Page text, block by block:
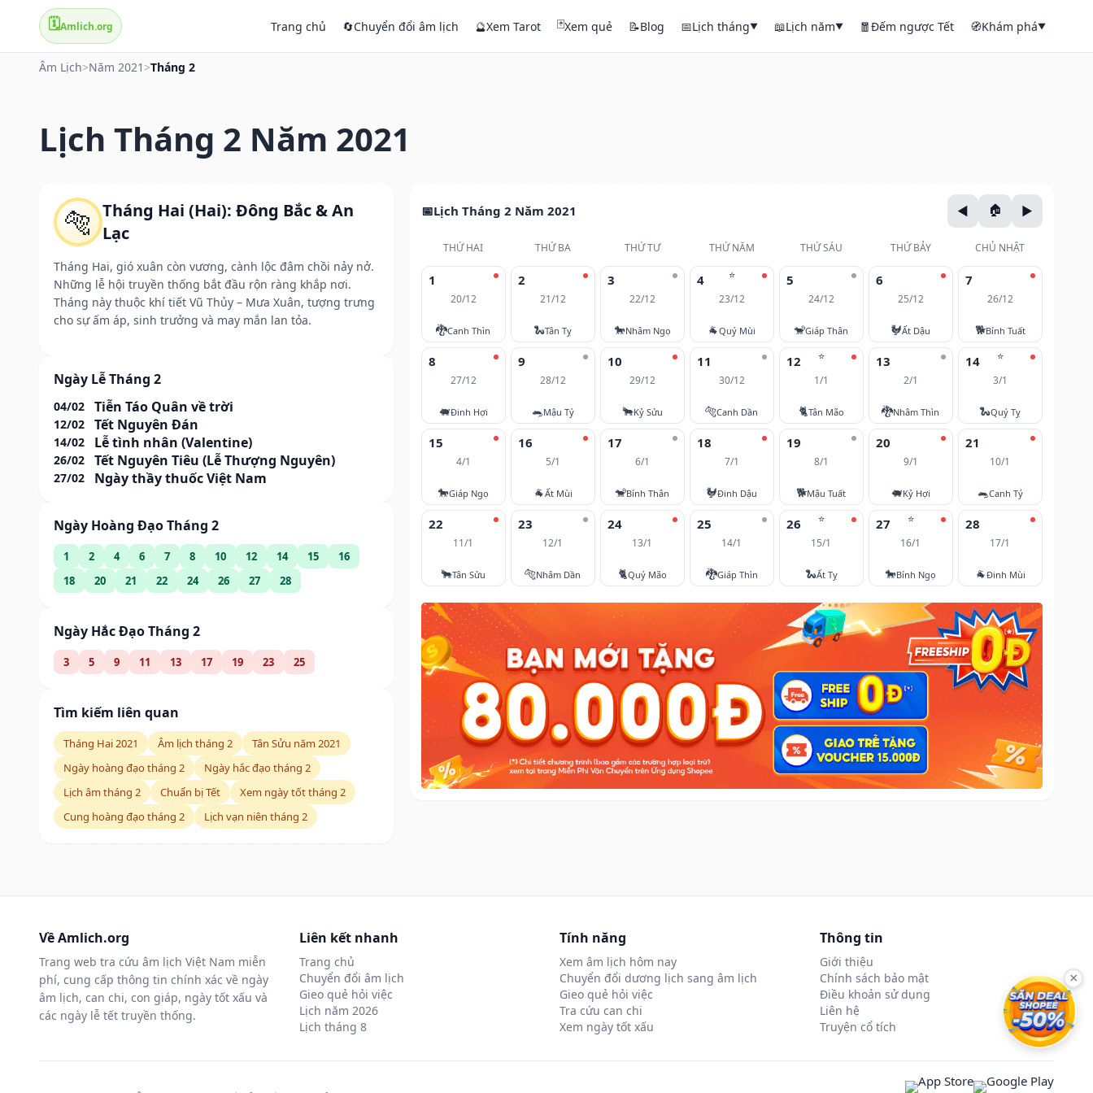
🗓️Amlich.org Trang chủ 🔄Chuyển đổi âm lịch 🔮Xem Tarot 🃏Xem quẻ 📝Blog 📅Lịch tháng▼ 📖Lịch năm▼ 🧧Đếm ngược Tết 🧭Khám phá▼
Âm Lịch>Năm 2021 >Tháng 2
Lịch Tháng 2 Năm 2021
🐅 Tháng Hai (Hai): Đông Bắc & An
Lạc
Tháng Hai, gió xuân còn vương, cành lộc đâm chồi nảy nở.
Những lễ hội truyền thống bắt đầu rộn ràng khắp nơi.
Tháng này thuộc khí tiết Vũ Thủy – Mưa Xuân, tượng trưng
cho sự ấm áp, sinh trưởng và may mắn lan tỏa.
Ngày Lễ Tháng 2
04/02 Tiễn Táo Quân về trời
12/02 Tết Nguyên Đán
14/02 Lễ tình nhân (Valentine)
26/02 Tết Nguyên Tiêu (Lễ Thượng Nguyên)
27/02 Ngày thầy thuốc Việt Nam
Ngày Hoàng Đạo Tháng 2
1 2 4 6 7 8 10 12 14 15
16
18
20 21 22 24 26 27 28
Ngày Hắc Đạo Tháng 2
3 5 9 11 13 17 19 23 25
Tìm kiếm liên quan
Tháng Hai 2021 Âm lịch tháng 2
Tân Sửu năm 2021
Ngày hoàng đạo tháng 2
Ngày hắc đạo tháng 2
Lịch âm tháng 2
Chuẩn bị Tết
Xem ngày tốt tháng 2
Cung hoàng đạo tháng 2
Lịch vạn niên tháng 2
Lịch Tháng 2 Năm 2021
THỨ HAI THỨ BA THỨ TƯ THỨ NĂM THỨ SÁU THỨ BẢY CHỦ NHẬT
1
20/12
🐉Canh Thìn
2
21/12
🐍Tân Tỵ
3
22/12
🐎Nhâm Ngọ
⭐
4
23/12
🐐Quý Mùi
5
24/12
🐒Giáp Thân
6
25/12
🐓Ất Dậu
7
26/12
🐕Bính Tuất
8
27/12
🐖Đinh Hợi
9
28/12
🐀Mậu Tý
10
29/12
🐂Kỷ Sửu
11
30/12
🐅Canh Dần
⭐
12
1/1
🐈Tân Mão
13
2/1
🐉Nhâm Thìn
⭐
14
3/1
🐍Quý Tỵ
15
4/1
🐎Giáp Ngọ
16
5/1
🐐Ất Mùi
17
6/1
🐒Bính Thân
18
7/1
🐓Đinh Dậu
19
8/1
🐕Mậu Tuất
20
9/1
🐖Kỷ Hợi
21
10/1
🐀Canh Tý
22
11/1
🐂Tân Sửu
23
12/1
🐅Nhâm Dần
24
13/1
🐈Quý Mão
25
14/1
🐉Giáp Thìn
⭐
26
15/1
🐍Ất Tỵ
⭐
27
16/1
🐎Bính Ngọ
28
17/1
🐐Đinh Mùi
Về Amlich.org
Trang web tra cứu âm lịch Việt Nam miễn
phí, cung cấp thông tin chính xác về ngày
âm lịch, can chi, con giáp, ngày tốt xấu và
các ngày lễ tết truyền thống.
Liên kết nhanh
Trang chủ
Chuyển đổi âm lịch
Gieo quẻ hỏi việc
Lịch năm 2026
Lịch tháng 8
Tính năng
Xem âm lịch hôm nay
Chuyển đổi dương lịch sang âm lịch
Gieo quẻ hỏi việc
Tra cứu can chi
Xem ngày tốt xấu
Thông tin
Giới thiệu
Chính sách bảo mật
Điều khoản sử dụng
Liên hệ
Truyện cổ tích
×